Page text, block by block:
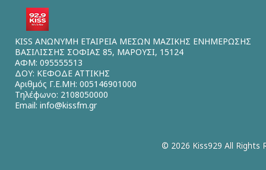
KISS ΑΝΩΝΥΜΗ ΕΤΑΙΡΕΙΑ ΜΕΣΩΝ ΜΑΖΙΚΗΣ ΕΝΗΜΕΡΩΣΗΣ
ΒΑΣΙΛΙΣΣΗΣ ΣΟΦΙΑΣ 85, ΜΑΡΟΥΣΙ, 15124
ΑΦΜ: 095555513
ΔΟΥ: ΚΕΦΟΔΕ ΑΤΤΙΚΗΣ
Αριθμός Γ.Ε.ΜΗ: 005146901000
Τηλέφωνο: 2108050000
Email: info@kissfm.gr
© 2026 Kiss929 All Rights